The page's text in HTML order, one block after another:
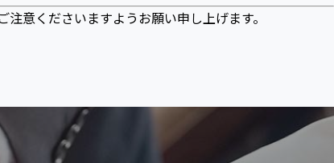
意くださいますようお願い申し上げます。